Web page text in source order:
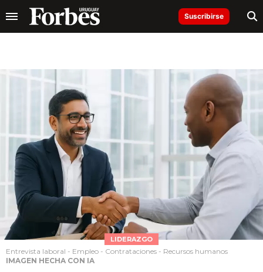
Suscribirse
LIDERAZGO
Entrevista laboral - Empleo - Contrataciones - Recursos humanos
IMAGEN HECHA CON IA